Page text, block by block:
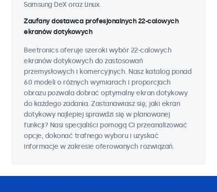
Samsung DeX oraz Linux.
Zaufany dostawca profesjonalnych 22-calowych
ekranów dotykowych
Beetronics oferuje szeroki wybór 22-calowych
ekranów dotykowych do zastosowań
przemysłowych i komercyjnych. Nasz katalog ponad
60 modeli o różnych wymiarach i proporcjach
obrazu pozwala dobrać optymalny ekran dotykowy
do każdego zadania. Zastanawiasz się, jaki ekran
dotykowy najlepiej sprawdzi się w planowanej
funkcji? Nasi specjaliści pomogą Ci przeanalizować
opcje, dokonać trafnego wyboru i uzyskać
informacje w zakresie oferowanych rozwiązań.